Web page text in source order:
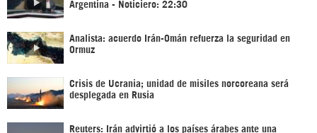
Argentina - Noticiero: 22:30
Analista: acuerdo Irán-Omán refuerza la seguridad en
Ormuz
Crisis de Ucrania; unidad de misiles norcoreana será
desplegada en Rusia
Reuters: Irán advirtió a los países árabes ante una